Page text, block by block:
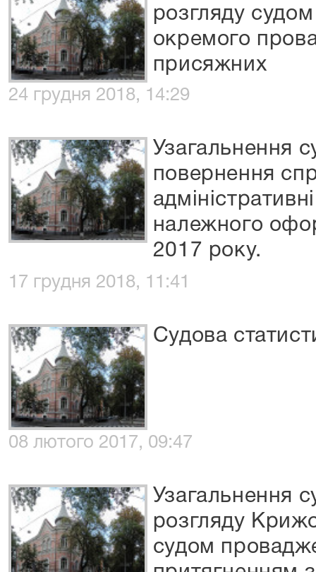
розгляду
окремого
присяжних
24 грудня 2018, 14:29
Узагальнення
повернення
належного
2017 року.
17 грудня 2018, 11:41
Судова
08 лютого 2017, 09:47
Узагальнення
розгляду
судом